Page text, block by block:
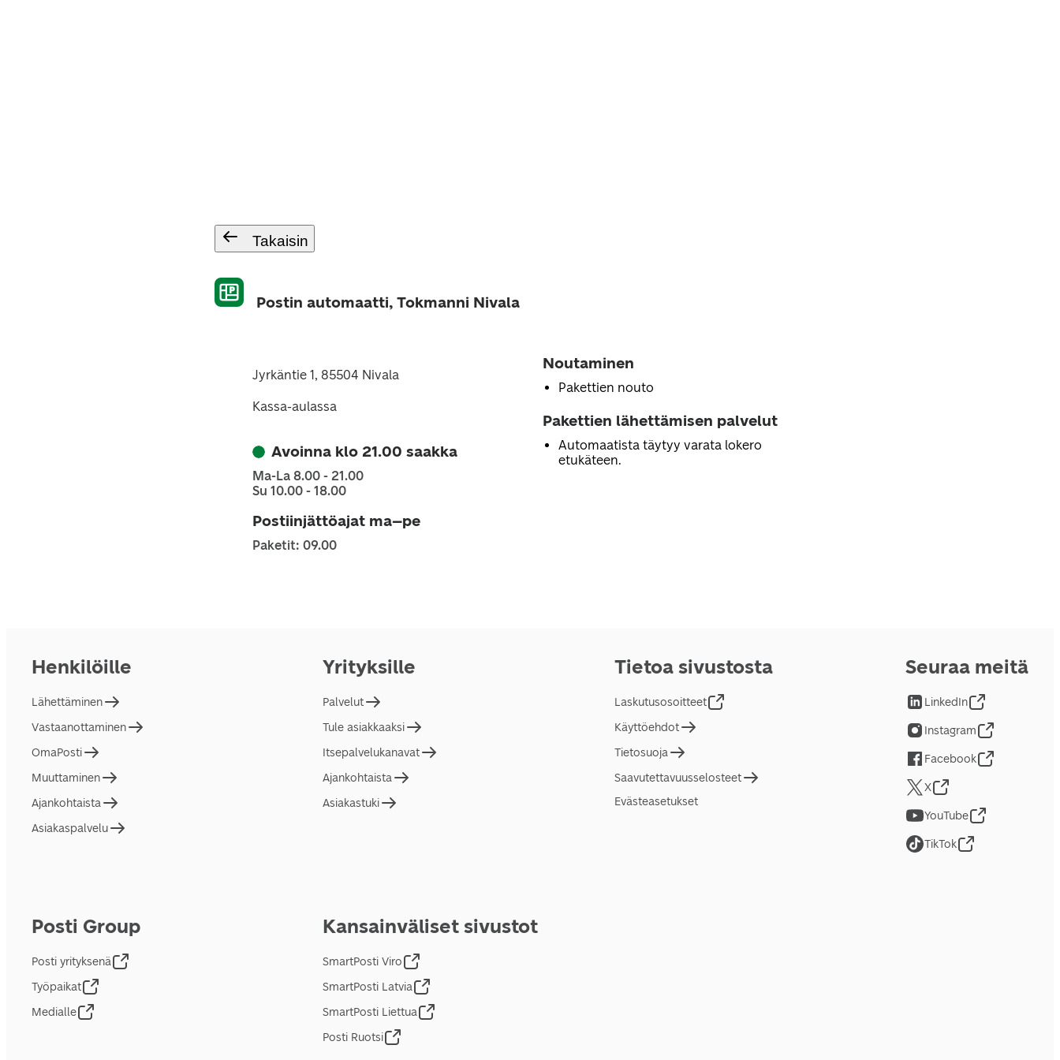
Takaisin
Postin automaatti, Tokmanni Nivala
Jyrkäntie 1, 85504 Nivala
Kassa-aulassa
Avoinna klo 21.00 saakka
Ma-La 8.00 - 21.00
Su 10.00 - 18.00
Postiinjättöajat ma–pe
Paketit: 09.00
Noutaminen
Pakettien nouto
Pakettien lähettämisen palvelut
Automaatista täytyy varata lokero
etukäteen.
Henkilöille
Lähettäminen
Vastaanottaminen
OmaPosti
Muuttaminen
Ajankohtaista
Asiakaspalvelu
Yrityksille
Palvelut
Tule asiakkaaksi
Itsepalvelukanavat
Ajankohtaista
Asiakastuki
Tietoa sivustosta
Laskutusosoitteet
Käyttöehdot
Tietosuoja
Saavutettavuusselosteet
Evästeasetukset
Posti Group
Posti yrityksenä
Työpaikat
Medialle
Kansainväliset sivustot
SmartPosti Viro
SmartPosti Latvia
SmartPosti Liettua
Posti Ruotsi
Seuraa meitä
LinkedIn
Instagram
Facebook
X
YouTube
TikTok